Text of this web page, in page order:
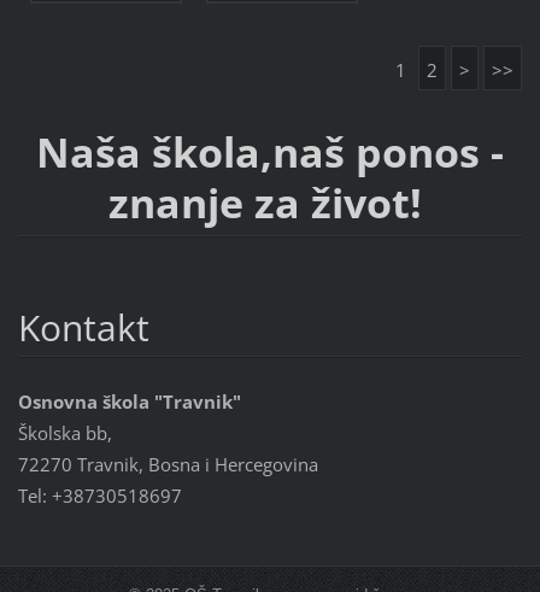
1 2 > >>
Naša škola,naš ponos -
znanje za život!
Kontakt
Osnovna škola "Travnik"
Školska bb,
72270 Travnik, Bosna i Hercegovina
Tel: +38730518697